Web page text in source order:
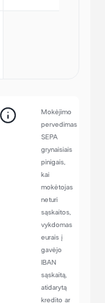
Mokėjimo
pervedimas
SEPA
grynaisiais
pinigais,
kai
mokėtojas
neturi
sąskaitos,
vykdomas
eurais į
gavėjo
IBAN
sąskaitą,
atidarytą
kredito ar